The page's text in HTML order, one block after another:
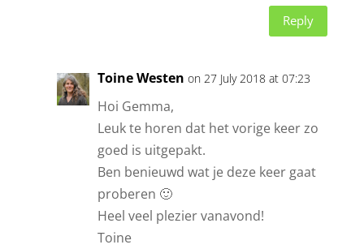
Reply
Toine Westen on 27 July 2018 at 07:23
Hoi Gemma,
Leuk te horen dat het vorige keer zo
goed is uitgepakt.
Ben benieuwd wat je deze keer gaat
proberen 🙂
Heel veel plezier vanavond!
Toine